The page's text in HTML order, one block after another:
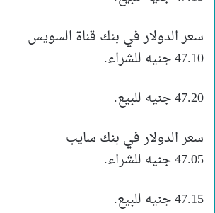
سعر الدولار في بنك قناة السويس
47.10 جنيه للشراء.
47.20 جنيه للبيع.
سعر الدولار في بنك سايب
47.05 جنيه للشراء.
47.15 جنيه للبيع.